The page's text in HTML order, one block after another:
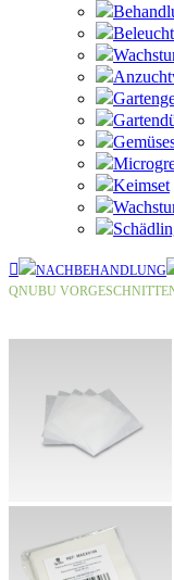
Keimset
NACHBEHANDLUNG
QNUBU